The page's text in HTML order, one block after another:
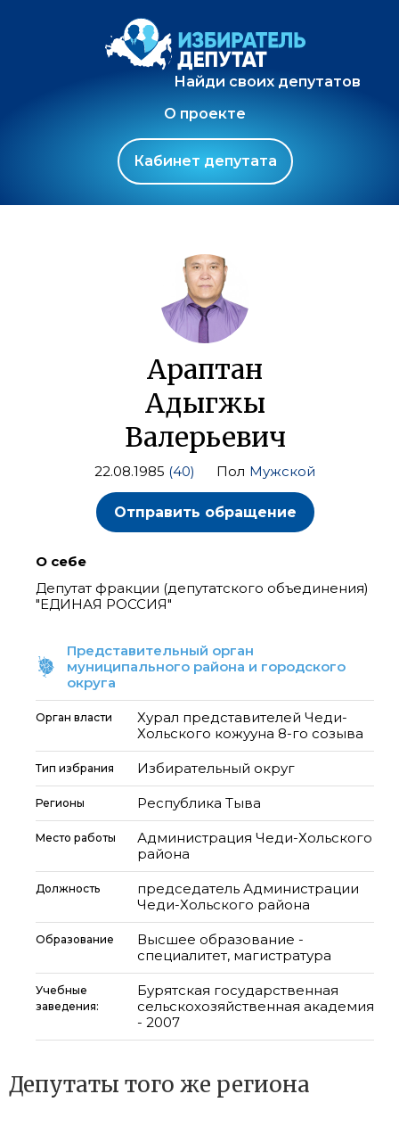
Найди своих депутатов
О проекте
Кабинет депутата
Араптан
Адыгжы
Валерьевич
22.08.1985 (40) Пол Мужской
Отправить обращение
О себе
Депутат фракции (депутатского объединения)
"ЕДИНАЯ РОССИЯ"
Представительный орган
муниципального района и городского
округа
Орган власти
Хурал представителей Чеди-
Хольского кожууна 8-го созыва
Тип избрания Избирательный округ
Регионы Республика Тыва
Место работы
Администрация Чеди-Хольского
района
Должность
председатель Администрации
Чеди-Хольского района
Образование
Высшее образование -
специалитет, магистратура
Учебные
заведения:
Бурятская государственная
сельскохозяйственная академия
- 2007
Депутаты того же региона